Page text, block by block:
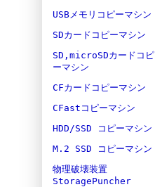
USBメモリコピーマシン
SDカードコピーマシン
SD,microSDカードコピ
ーマシン
CFカードコピーマシン
CFastコピーマシン
HDD/SSD コピーマシン
M.2 SSD コピーマシン
物理破壊装置
StoragePuncher